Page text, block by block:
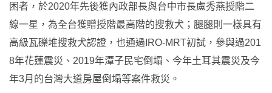
困者，於2020年先後獲內政部長與台中市長盧秀燕授階二
線一星，為全台獲贈授階最高階的搜救犬；腿腿則一樣具有
高級瓦礫堆搜救犬認證，也通過IRO-MRT初試，參與過201
8年花蓮震災、2019年潭子民宅倒塌、今年土耳其震災及今
年3月的台灣大道房屋倒塌等案件救災。